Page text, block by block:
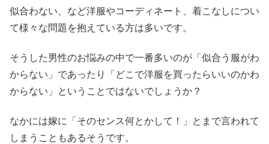
似合わない、など洋服やコーディネート、着こなしについ
て様々な問題を抱えている方は多いです。
そうした男性のお悩みの中で一番多いのが「似合う服がわ
からない」であったり「どこで洋服を買ったらいいのかわ
からない」ということではないでしょうか？
なかには嫁に「そのセンス何とかして！」とまで言われて
しまうこともあるそうです。